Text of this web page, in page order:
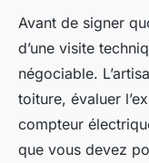
Avant de signer
d’une visite
négociable.
toiture, évaluer
compteur
que vous devez